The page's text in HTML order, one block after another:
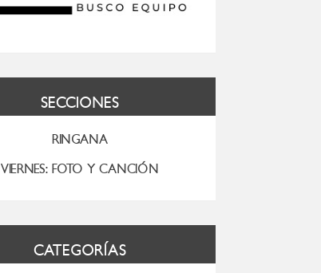
SECCIONES
RINGANA
VIERNES: FOTO Y CANCIÓN
CATEGORÍAS